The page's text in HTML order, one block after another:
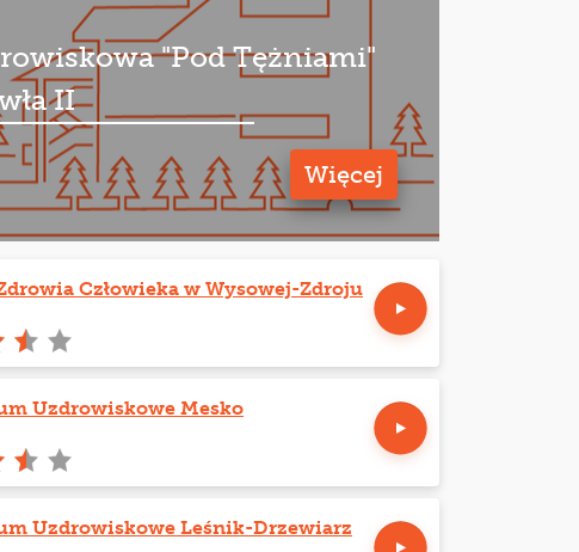
"Pod Tężniami"
II
Więcej
Człowieka w Wysowej-Zdroju
Uzdrowiskowe Mesko
Uzdrowiskowe Leśnik-Drzewiarz